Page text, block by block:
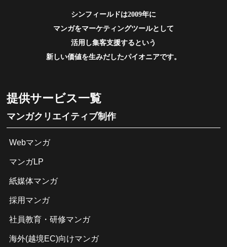
シンフィールドは2009年に
マンガをマーケティングツールとして
活用し集客支援するという
新しい価値を生みだしたパイオニアです。
提供サービス一覧
マンガクリエイティブ制作
Webマンガ
マンガLP
紙媒体マンガ
採用マンガ
社員教育・研修マンガ
海外(越境EC)向けマンガ